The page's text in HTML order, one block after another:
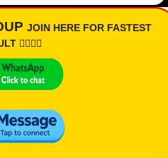
JOIN HERE FOR FASTEST
👇🏾👇🏾